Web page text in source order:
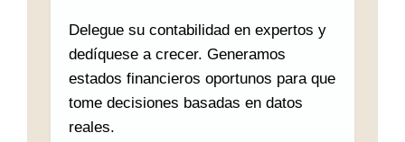
Delegue su contabilidad en expertos y
dedíquese a crecer. Generamos
estados financieros oportunos para que
tome decisiones basadas en datos
reales.